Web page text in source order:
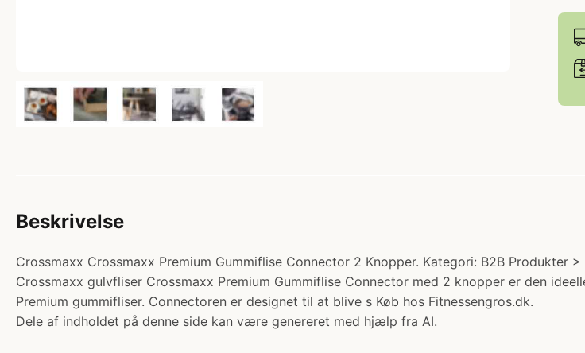
Beskrivelse
Crossmaxx Crossmaxx Premium Gummiflise Connector 2 Knopper. Kategori: B2B
Crossmaxx gulvfliser Crossmaxx Premium Gummiflise Connector med 2 knopper er den
Premium gummifliser. Connectoren er designet til at blive s Køb hos Fitnessengros.dk.
Dele af indholdet på denne side kan være genereret med hjælp fra AI.